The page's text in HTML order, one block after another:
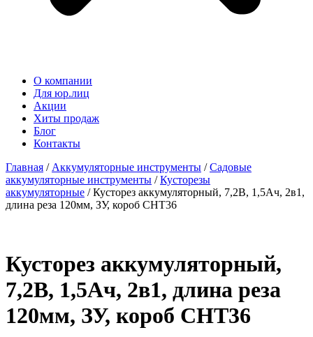
О компании
Для юр.лиц
Акции
Хиты продаж
Блог
Контакты
Главная / Аккумуляторные инструменты /Садовые
аккумуляторные инструменты /Кусторезы
аккумуляторные / Кусторез аккумуляторный, 7,2В, 1,5Ач, 2в1,
длина реза 120мм, ЗУ, короб СНТ36
Кусторез аккумуляторный,
7,2В, 1,5Ач, 2в1, длина реза
120мм, ЗУ, короб СНТ36